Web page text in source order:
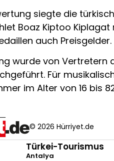
siegte die
Boaz Kiptoo
auch Preisgelder.
wurde von
Für
im Alter von 16 bis
© 2026 Hürriyet.de
Türkei-Tourismus
Antalya